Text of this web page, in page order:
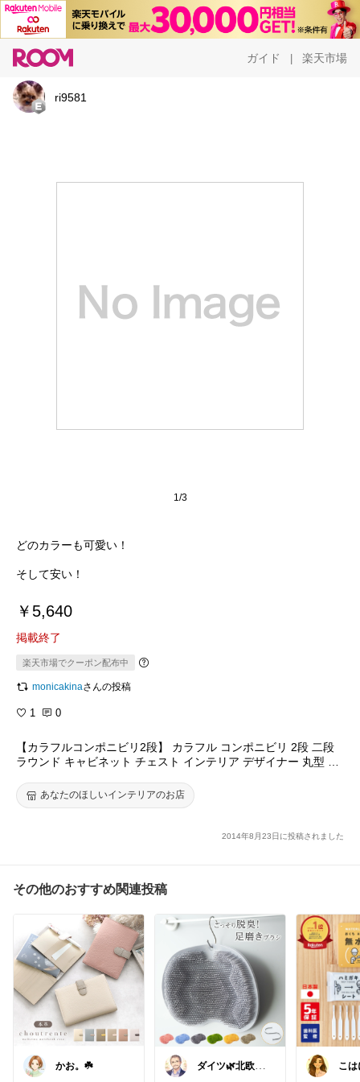
ガイド 楽天市場
ri9581
1/3
どのカラーも可愛い！
そして安い！
￥5,640
掲載終了
楽天市場でクーポン配布中
monicakinaさんの投稿
1 0
【カラフルコンポニビリ2段】 カラフル コンポニビリ 2段 二段
ラウンド キャビネット チェスト インテリア デザイナー 丸型 円
あなたのほしいインテリアのお店
2014年8月23日に投稿されました
その他のおすすめ関連投稿
かお。☘️
ダイツ🌿北欧×
こ